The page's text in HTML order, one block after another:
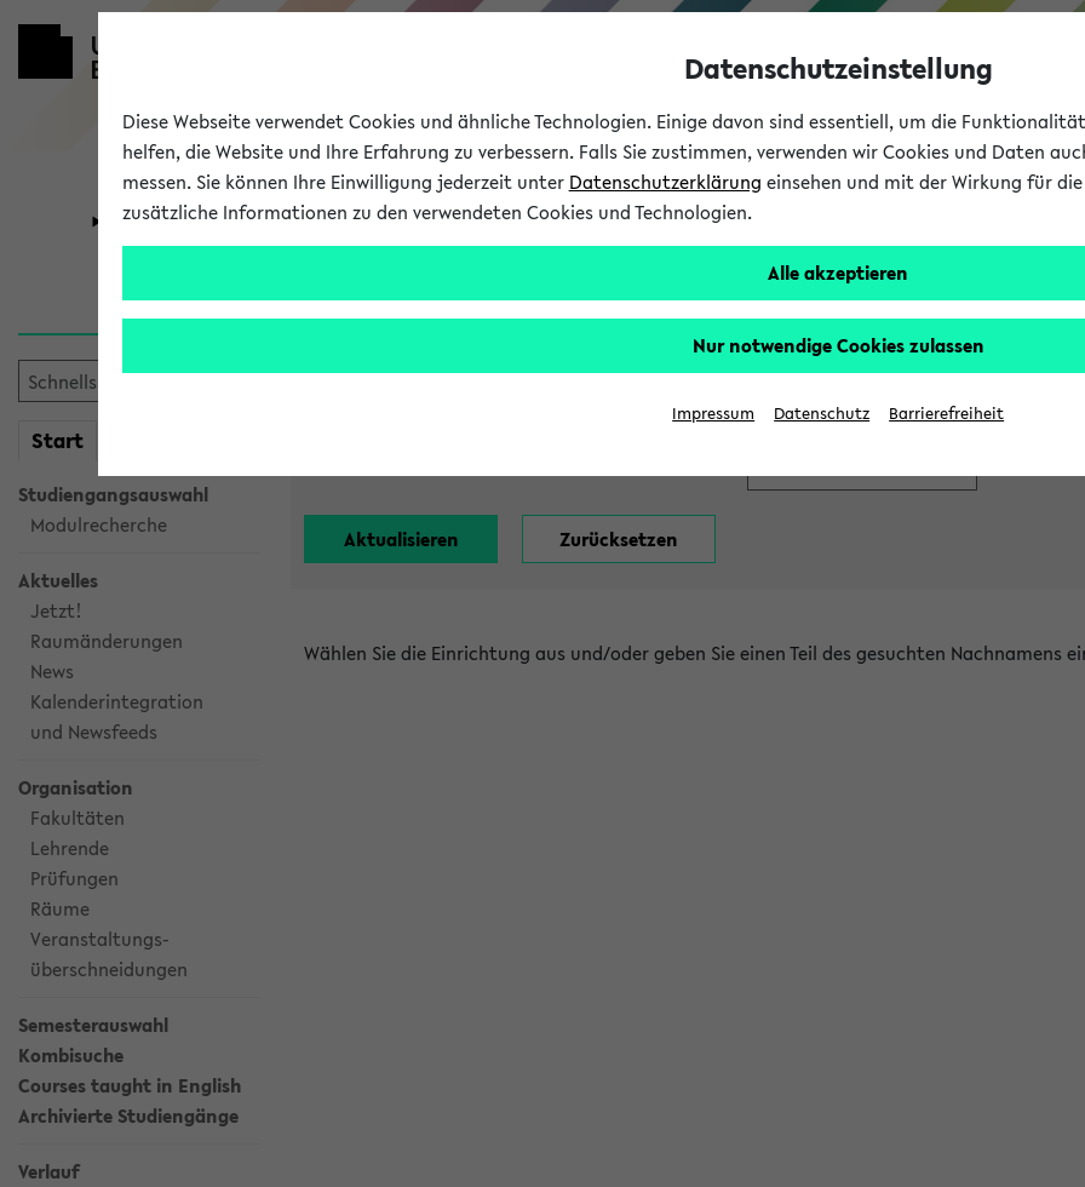
Universität Forschung Studium
Start
Studiengangsauswahl
Modulrecherche
Aktuelles
Jetzt!
Raumänderungen
News
Kalenderintegration
und Newsfeeds
Organisation
Fakultäten
Lehrende
Prüfungen
Räume
Veranstaltungs-
überschneidungen
Semesterauswahl
Kombisuche
Courses taught in English
Archivierte Studiengänge
Verlauf
Alle Lehrenden
Wählen Sie die Einrichtung aus und/oder geben Sie einen Teil des gesuchten Nachnamens
Datenschutzeinstellung
Diese Webseite verwendet Cookies und ähnliche Technologien. Einige davon sind essentiell, um die
helfen, die Website und Ihre Erfahrung zu verbessern. Falls Sie zustimmen, verwenden wir Cookies und Daten
messen. Sie können Ihre Einwilligung jederzeit unter Datenschutzerklärung einsehen und mit der Wirkung für
zusätzliche Informationen zu den verwendeten Cookies und Technologien.
Alle akzeptieren
Nur notwendige Cookies zulassen
Impressum Datenschutz Barrierefreiheit